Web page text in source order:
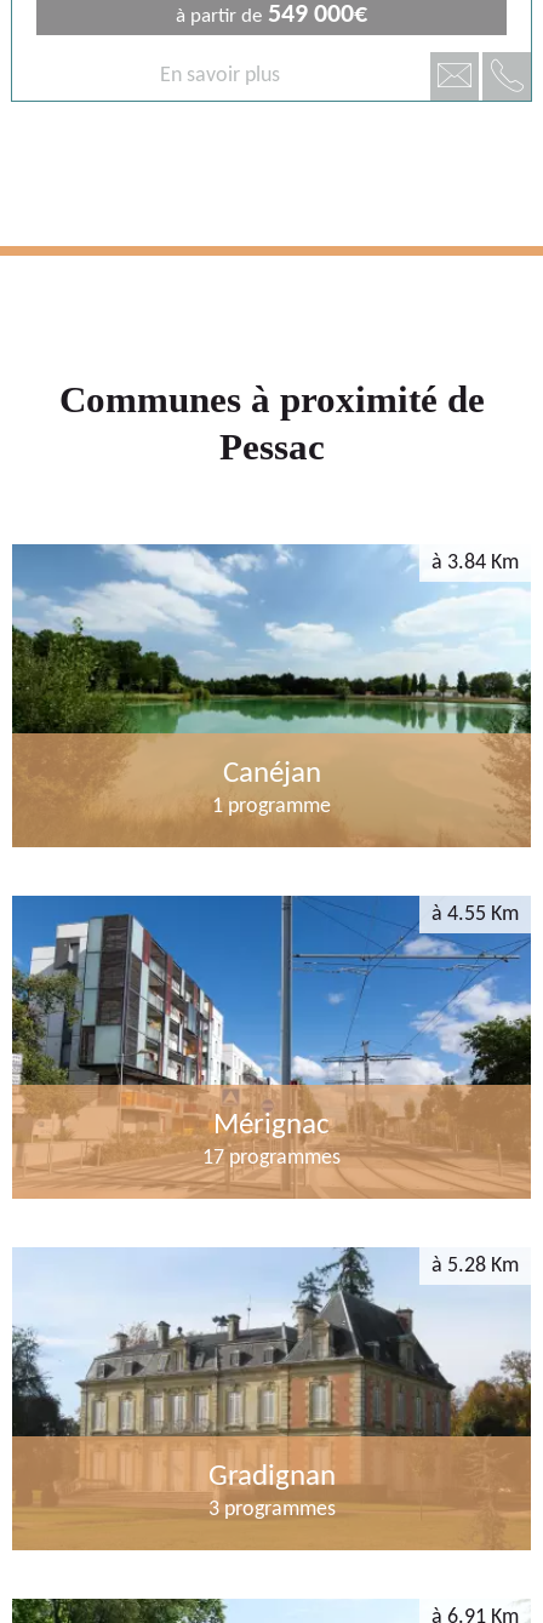
à partir de 549 000€
En savoir plus 📧 📞
Communes à proximité de
Pessac
à 3.84 Km
Canéjan
1 programme
à 4.55 Km
Mérignac
17 programmes
à 5.28 Km
Gradignan
3 programmes
à 6.91 Km